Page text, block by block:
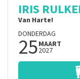
IRIS
Van Harte!
DONDERDAG
25MAART
2027